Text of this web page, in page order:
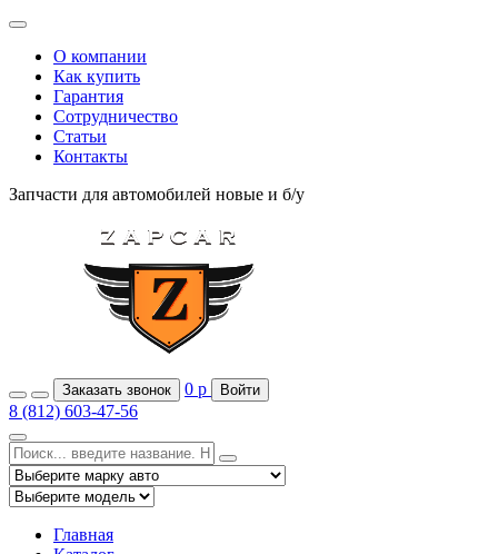
О компании
Как купить
Гарантия
Сотрудничество
Статьи
Контакты
Запчасти для автомобилей новые и б/у
Заказать звонок 0 р Войти
8 (812) 603-47-56
Главная